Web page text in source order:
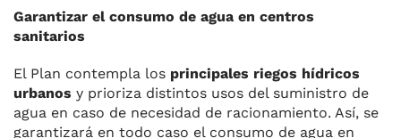
Garantizar el consumo de agua en centros
sanitarios
El Plan contempla los principales riegos hídricos
urbanos y prioriza distintos usos del suministro de
agua en caso de necesidad de racionamiento. Así, se
garantizará en todo caso el consumo de agua en